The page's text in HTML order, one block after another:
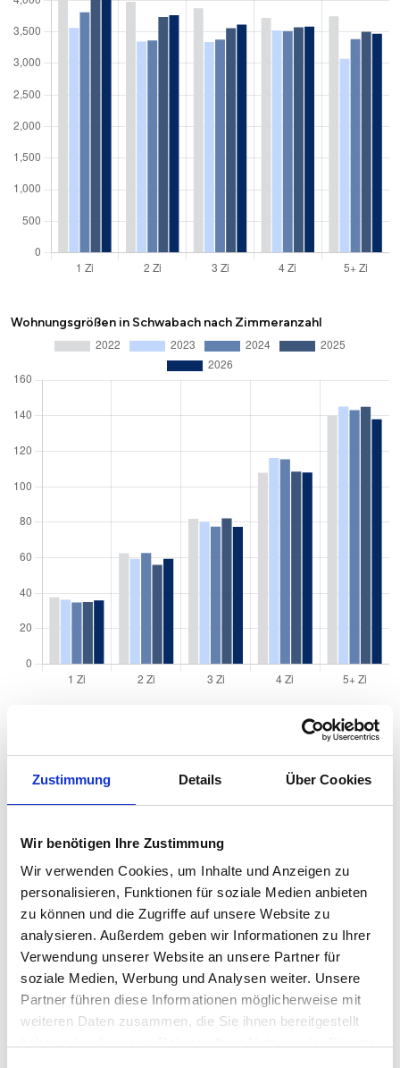
Zustimmung Details Über Cookies
Wir benötigen Ihre Zustimmung
Wir verwenden Cookies, um Inhalte und Anzeigen zu
personalisieren, Funktionen für soziale Medien anbieten
zu können und die Zugriffe auf unsere Website zu
analysieren. Außerdem geben wir Informationen zu Ihrer
Verwendung unserer Website an unsere Partner für
soziale Medien, Werbung und Analysen weiter. Unsere
Partner führen diese Informationen möglicherweise mit
weiteren Daten zusammen, die Sie ihnen bereitgestellt
Wohnungsgrößen in Schwabach nach Zimmeranzahl
Quadratmeterpreise in Schwabach für
Wohnungen nach Wohnungstyp
Sonstige 3.930 € 3.951 € 4.111 €
+4,04
Erdgeschosswohnung 3.698 € 3.908 € 3.881 €
-0,70
Souterrain 2.982 € 3.182 € 3.233 €
Hochparterre 3.450 € 3.572 € 3.749 €